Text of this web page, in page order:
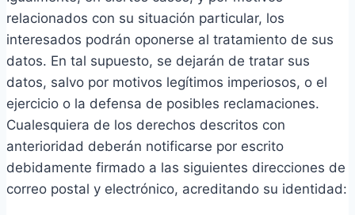
relacionados con su situación particular, los
interesados podrán oponerse al tratamiento de sus
datos. En tal supuesto, se dejarán de tratar sus
datos, salvo por motivos legítimos imperiosos, o el
ejercicio o la defensa de posibles reclamaciones.
Cualesquiera de los derechos descritos con
anterioridad deberán notificarse por escrito
debidamente firmado a las siguientes direcciones de
correo postal y electrónico, acreditando su identidad: